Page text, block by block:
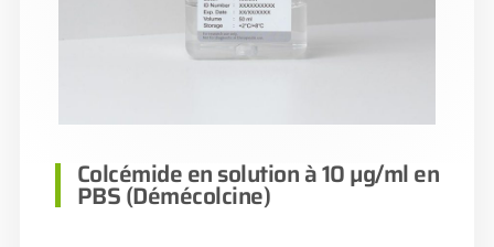
Colcémide en solution à 10 µg/ml en
PBS (Démécolcine)